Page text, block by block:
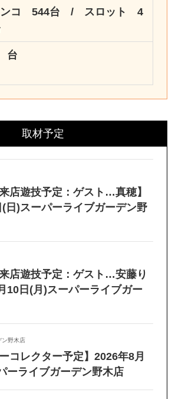
ンコ 544台 / スロット 4
台
取材予定
店遊技予定：ゲスト…真穂】
日)スーパーライブガーデン野
来店遊技予定：ゲスト…安藤り
10日(月)スーパーライブガー
ン野木店
コレクター予定】2026年8月
ーライブガーデン野木店